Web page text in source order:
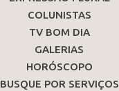
COLUNISTAS
TV BOM DIA
GALERIAS
HORÓSCOPO
BUSQUE POR SERVIÇOS